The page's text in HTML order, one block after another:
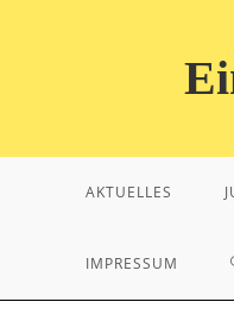
AKTUELLES
IMPRESSUM